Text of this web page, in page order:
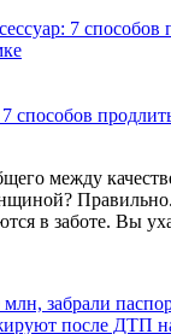
способов
между
в заботе. Вы